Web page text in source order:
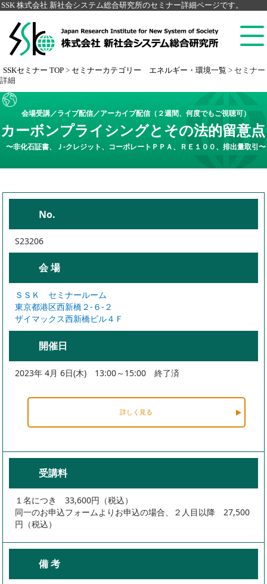
SSK 株式会社 新社会システム総合研究所のセミナー詳細ページです。
SSKセミナー TOP > セミナーカテゴリー エネルギー・環境一覧 > セミナー
詳細
会場受講／ライブ配信／アーカイブ配信（２週間、何度でもご視聴可）
カーボンプライシングとその法的留意点
〜非化石証書、Ｊ-クレジット、コーポレートＰＰＡ、ＲＥ１００、排出量取引〜
No.
S23206
会 場
ＳＳＫ セミナールーム
東京都港区西新橋２-６-２
ザイマックス西新橋ビル４Ｆ
開催日
2023年 4月 6日(木) 13:00～15:00 終了済
詳しく見る
受講料
１名につき 33,600円（税込）
同一のお申込フォームよりお申込の場合、２人目以降 27,500
円（税込）
備 考